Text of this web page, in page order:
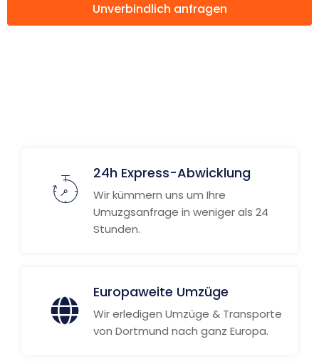
Unverbindlich anfragen
24h Express-Abwicklung
Wir kümmern uns um Ihre
Umuzgsanfrage in weniger als 24
Stunden.
Europaweite Umzüge
Wir erledigen Umzüge & Transporte
von Dortmund nach ganz Europa.